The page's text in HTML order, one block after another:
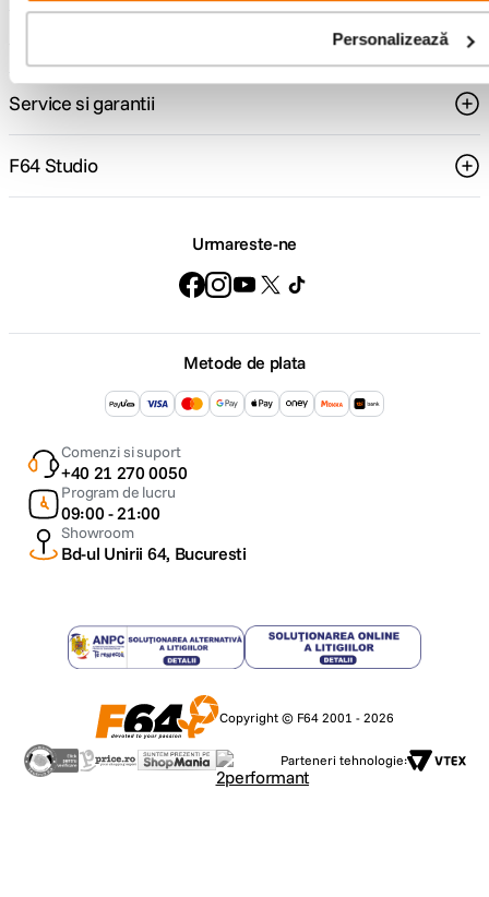
Personalizează
Service si garantii
F64 Studio
Urmareste-ne
Metode de plata
Comenzi si suport
+40 21 270 0050
Program de lucru
09:00 - 21:00
Showroom
Bd-ul Unirii 64, Bucuresti
Copyright © F64 2001 - 2026
Parteneri tehnologie: